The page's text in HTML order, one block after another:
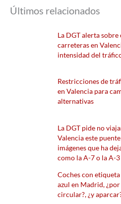
Últimos relacionados
La DGT alerta sobre
carreteras en
intensidad del
Restricciones de
en Valencia para
alternativas
La DGT pide no
Valencia este
imágenes que ha
como la A-7 o la A-3
Coches con
azul en Madrid,
circular?, ¿y